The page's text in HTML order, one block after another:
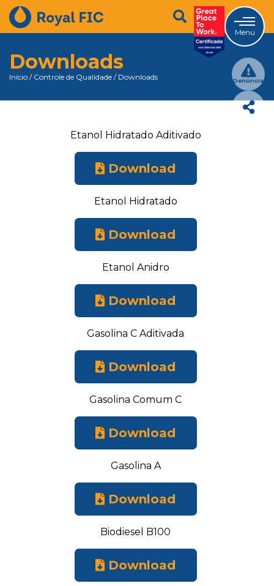
Menu
Denúncia
Downloads
Início / Controle de Qualidade / Downloads
Etanol Hidratado Aditivado
Download
Etanol Hidratado
Download
Etanol Anidro
Download
Gasolina C Aditivada
Download
Gasolina Comum C
Download
Gasolina A
Download
Biodiesel B100
Download